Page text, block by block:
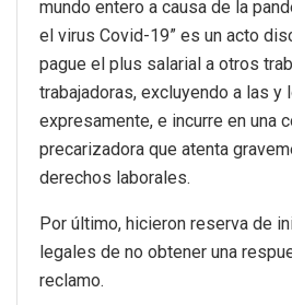
mundo entero a causa de la
el virus Covid-19” es un acto
pague el plus salarial a otros
trabajadoras, excluyendo a las y
expresamente, e incurre en una
precarizadora que atenta
derechos laborales.
Por último, hicieron reserva de
legales de no obtener una
reclamo.